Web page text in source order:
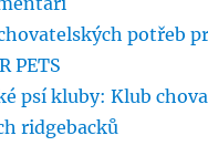
potřeb
PETS
psí kluby: Klub
ridgebacků